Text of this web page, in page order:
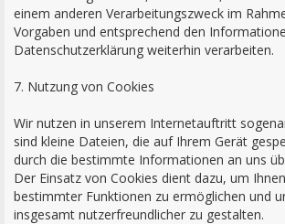
einem anderen Verarbeitungszweck im
Vorgaben und entsprechend den
Datenschutzerklärung weiterhin verarbeiten.
7. Nutzung von Cookies
Wir nutzen in unserem Internetauftritt
sind kleine Dateien, die auf Ihrem Gerät
durch die bestimmte Informationen an uns
Der Einsatz von Cookies dient dazu, um
bestimmter Funktionen zu ermöglichen und
insgesamt nutzerfreundlicher zu gestalten.